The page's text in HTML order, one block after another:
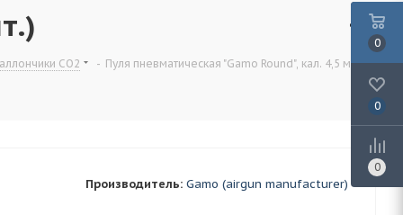
СО2 - Пуля пневматическая "Gamo Round", кал. 4,5 мм
Производитель: Gamo (airgun manufacturer)
0
0
0